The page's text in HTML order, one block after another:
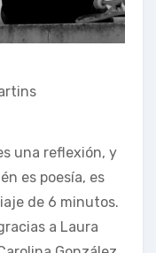
una reflexión, y
es poesía, es
de 6 minutos.
a Laura